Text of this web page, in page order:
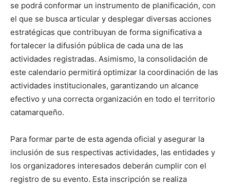
se podrá conformar un instrumento de planificación, con
el que se busca articular y desplegar diversas acciones
estratégicas que contribuyan de forma significativa a
fortalecer la difusión pública de cada una de las
actividades registradas. Asimismo, la consolidación de
este calendario permitirá optimizar la coordinación de las
actividades institucionales, garantizando un alcance
efectivo y una correcta organización en todo el territorio
catamarqueño.
Para formar parte de esta agenda oficial y asegurar la
inclusión de sus respectivas actividades, las entidades y
los organizadores interesados deberán cumplir con el
registro de su evento. Esta inscripción se realiza